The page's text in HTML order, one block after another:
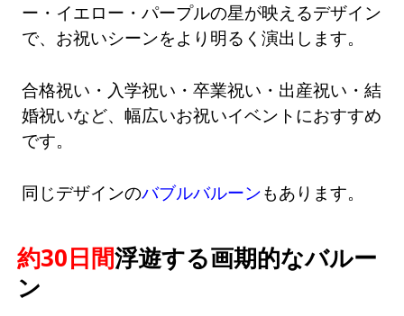
ー・イエロー・パープルの星が映えるデザイン
で、お祝いシーンをより明るく演出します。
合格祝い・入学祝い・卒業祝い・出産祝い・結
婚祝いなど、幅広いお祝いイベントにおすすめ
です。
同じデザインのバブルバルーンもあります。
約30日間浮遊する画期的なバルー
ン